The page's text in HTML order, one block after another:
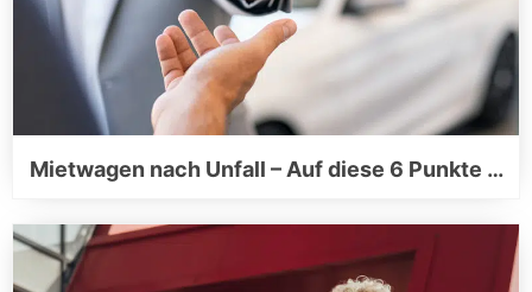
Mietwagen nach Unfall – Auf diese 6 Punkte …